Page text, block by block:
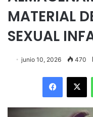
MATERIAL
SEXUAL
junio 10, 2026 470
Facebook
X